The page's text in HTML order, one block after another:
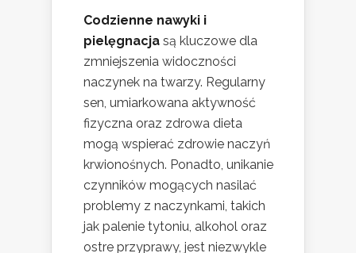
Codzienne nawyki i
pielęgnacja są kluczowe dla
zmniejszenia widoczności
naczynek na twarzy. Regularny
sen, umiarkowana aktywność
fizyczna oraz zdrowa dieta
mogą wspierać zdrowie naczyń
krwionośnych. Ponadto, unikanie
czynników mogących nasilać
problemy z naczynkami, takich
jak palenie tytoniu, alkohol oraz
ostre przyprawy, jest niezwykle